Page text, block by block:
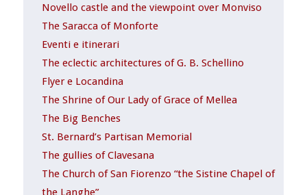
Novello castle and the viewpoint over Monviso
The Saracca of Monforte
Eventi e itinerari
The eclectic architectures of G. B. Schellino
Flyer e Locandina
The Shrine of Our Lady of Grace of Mellea
The Big Benches
St. Bernard’s Partisan Memorial
The gullies of Clavesana
The Church of San Fiorenzo “the Sistine Chapel of
the Langhe”